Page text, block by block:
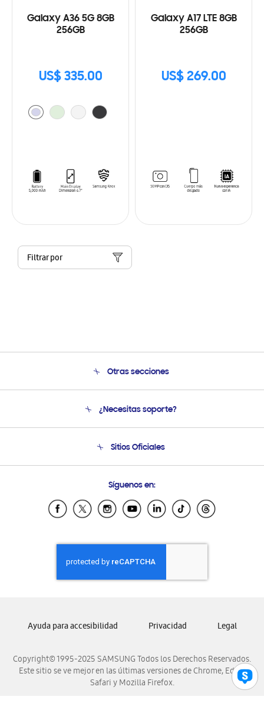
Galaxy A36 5G 8GB
256GB
US$ 335.00
Galaxy A17 LTE 8GB
256GB
US$ 269.00
Filtrar por
Otras secciones
Soporte
¿Necesitas soporte?
Soporte vía eMail
Sitios Oficiales
Samsung Ecuador
Samsung El Salvador
Samsung Honduras
Samsung Nicaragua
Samsung Panamá
Samsung Venezuela
Síguenos en:
Copyright© 1995-2025 SAMSUNG Todos los Derechos Reservados.
Este sitio se ve mejor en las últimas versiones de Chrome, Edge,
Safari y Mozilla Firefox.
Ayuda para accesibilidad Privacidad Legal